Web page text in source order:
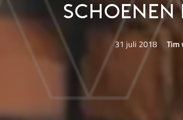
schoenen
31 juli 2018 Tim